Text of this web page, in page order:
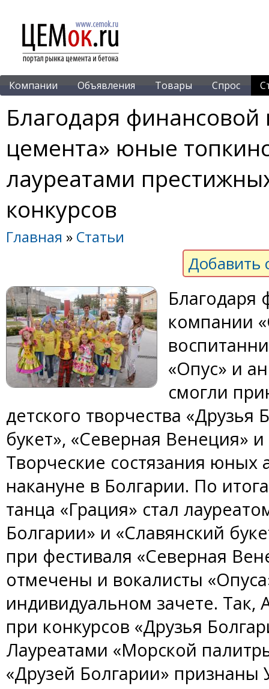
Компании Объявления Товары Спрос
Благодаря
цемента» юные
лауреатами
конкурсов
Главная » Статьи
Добавить
компании
«Опус» и
смогли
детского творчества «Друзья
букет», «Северная Венеция»
Творческие состязания юных
накануне в Болгарии. По
танца «Грация» стал
Болгарии» и «Славянский
при фестиваля «Северная
отмечены и вокалисты
индивидуальном зачете. Так,
при конкурсов «Друзья
Лауреатами «Морской
«Друзей Болгарии»